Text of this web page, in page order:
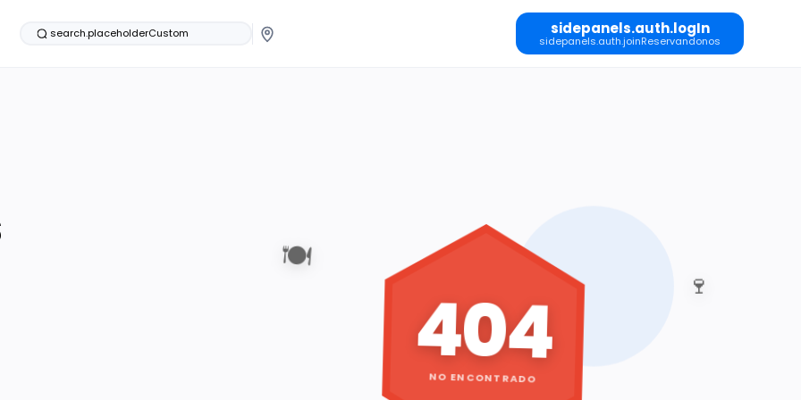
search.placeholderCustom sidepanels.auth.logIn
sidepanels.auth.joinReservandonos
🍽️
🍷
404
NO ENCONTRADO